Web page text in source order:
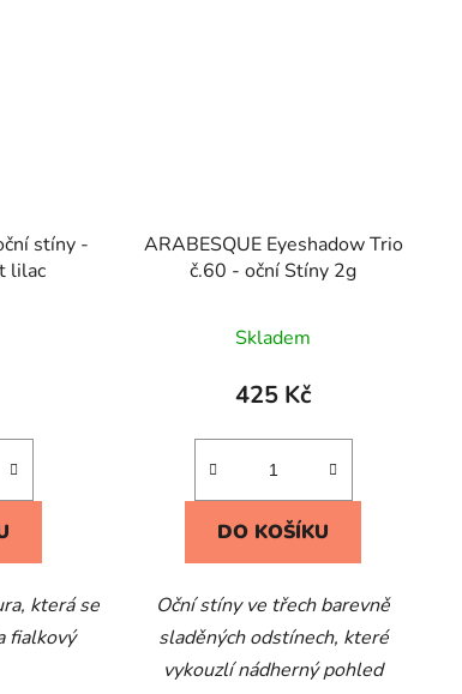
stíny -
lilac
která se
fialkový
ARABESQUE Eyeshadow Trio
č.60 - oční Stíny 2g
Skladem
425 Kč
DO KOŠÍKU
Oční stíny ve třech barevně
sladěných odstínech, které
vykouzlí nádherný pohled